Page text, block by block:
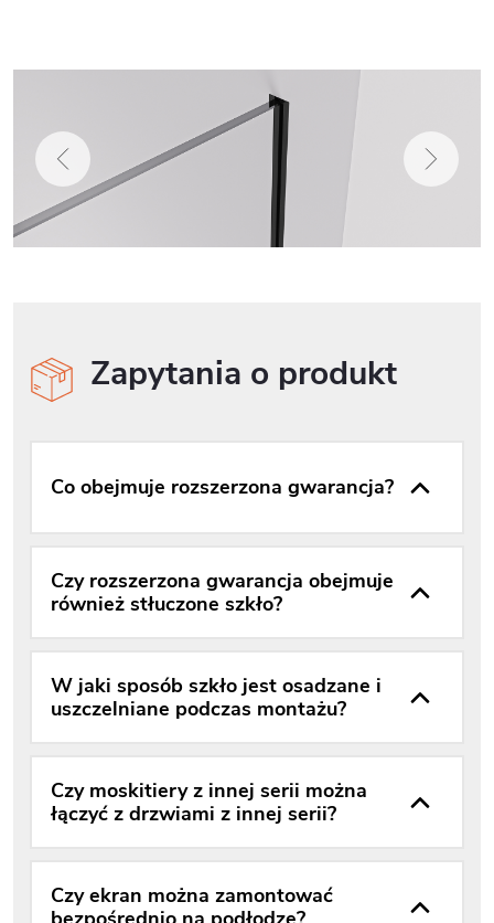
Zapytania o produkt
Co obejmuje rozszerzona gwarancja?
Czy rozszerzona gwarancja obejmuje
również stłuczone szkło?
W jaki sposób szkło jest osadzane i
uszczelniane podczas montażu?
Czy moskitiery z innej serii można
łączyć z drzwiami z innej serii?
Czy ekran można zamontować